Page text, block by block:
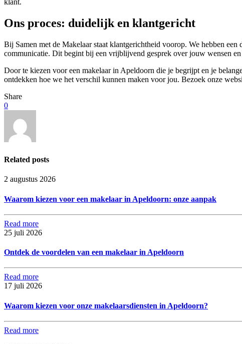
klant.
Ons proces: duidelijk en klantgericht
Bij Samen met de Makelaar staat klantgerichtheid voorop. We hebben
communicatie. Dit begint bij een vrijblijvend gesprek over jouw wensen
Door te kiezen voor een makelaar in Apeldoorn die je begrijpt en je
ontdekken hoe we het verschil kunnen maken voor jou. Bezoek onze
Share
0
Related posts
2 augustus 2026
Waarom kiezen voor een makelaar in Apeldoorn: onze aanpak
Read more
25 juli 2026
Ontdek de voordelen van een makelaar in Apeldoorn
Read more
17 juli 2026
Waarom kiezen voor onze makelaarsdiensten in Apeldoorn?
Read more